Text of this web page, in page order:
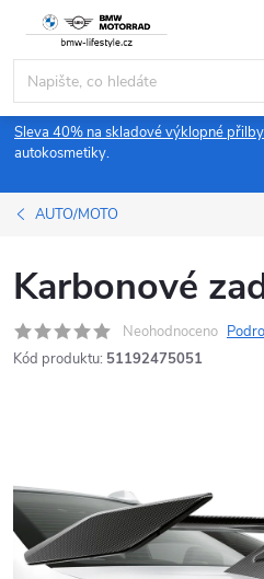
obsah
Sleva 40% na skladové výklopné přilby
autokosmetiky.
AUTO/MOTO
Karbonové
Neohodnoceno
Kód produktu: 51192475051